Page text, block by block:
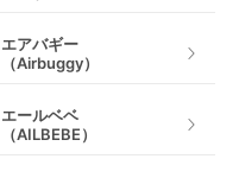
エアバギー
（Airbuggy）
エールベベ
（AILBEBE）